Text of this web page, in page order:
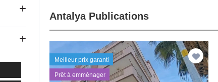
Antalya Publications
Meilleur prix garanti
Prêt à emménager